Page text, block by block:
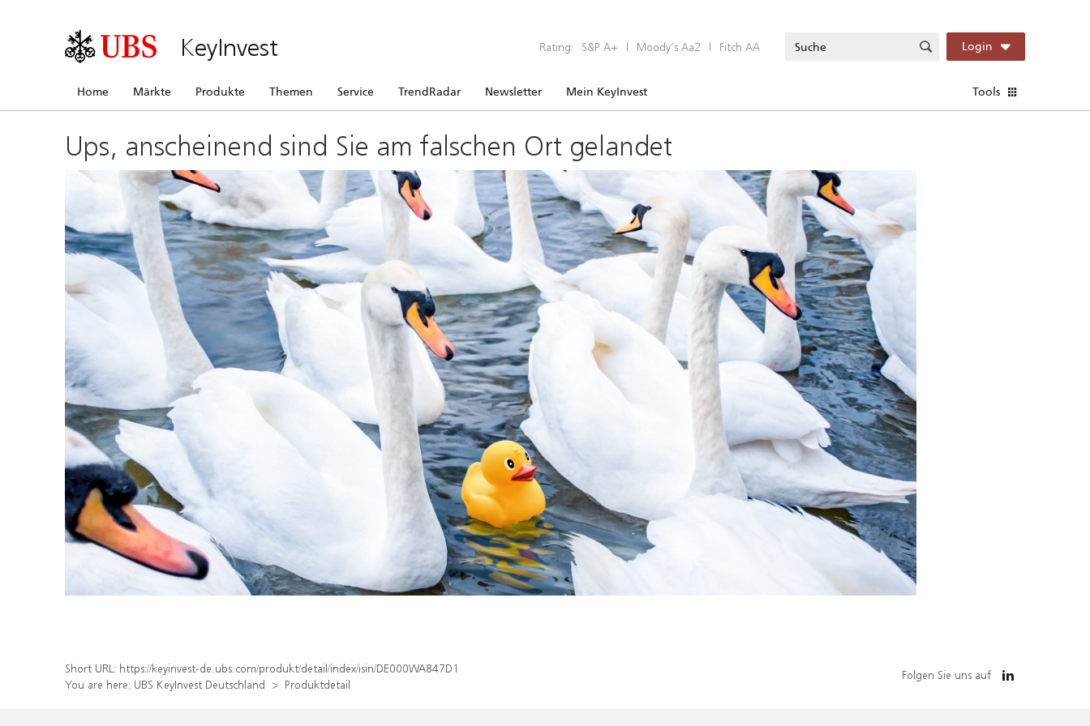
KeyInvest Rating: S&P A+ | Moody’s Aa2 | Fitch AA Login
Home Märkte Produkte Themen Service TrendRadar Newsletter Mein KeyInvest Tools
Ups, anscheinend sind Sie am falschen Ort gelandet
Short URL: https://keyinvest-de.ubs.com/produkt/detail/index/isin/DE000WA847D1
You are here: UBS KeyInvest Deutschland Produktdetail
Folgen Sie uns auf